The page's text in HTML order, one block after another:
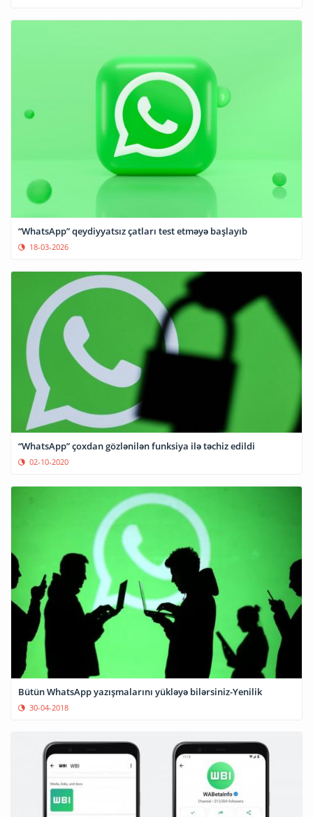
“WhatsApp” qeydiyyatsız çatları test etməyə başlayıb
18-03-2026
“WhatsApp” çoxdan gözlənilən funksiya ilə təchiz edildi
02-10-2020
Bütün WhatsApp yazışmalarını yükləyə bilərsiniz-Yenilik
30-04-2018